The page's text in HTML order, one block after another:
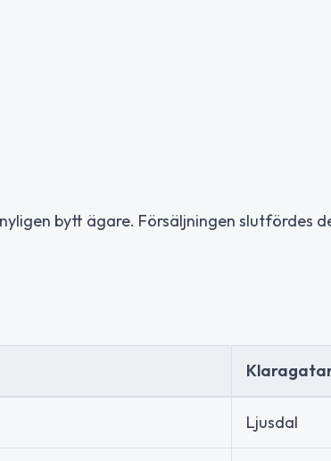
bytt ägare. Försäljningen slutfördes
Ljusdal